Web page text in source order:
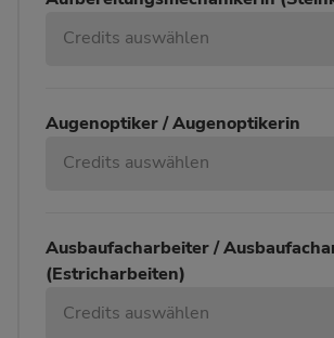
Credits auswählen
Augenoptiker / Augenoptikerin
Credits auswählen
Ausbaufacharbeiter /
(Estricharbeiten)
Credits auswählen